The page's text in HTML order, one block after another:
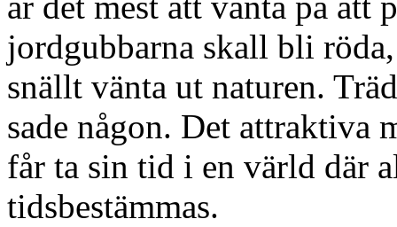
jordgubbarna skall bli
snällt vänta ut naturen.
sade någon. Det attraktiva
får ta sin tid i en värld där
tidsbestämmas.